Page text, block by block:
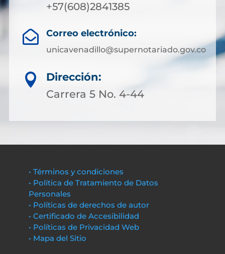
+57(608)2841385
 Correo electrónico:
unicavenadillo@supernotariado.gov.co

Dirección:
Carrera 5 No. 4-44
• Términos y condiciones
• Política de Tratamiento de Datos
Personales
• Políticas de derechos de autor
• Certificado de Accesibilidad
• Políticas de Privacidad Web
• Mapa del Sitio